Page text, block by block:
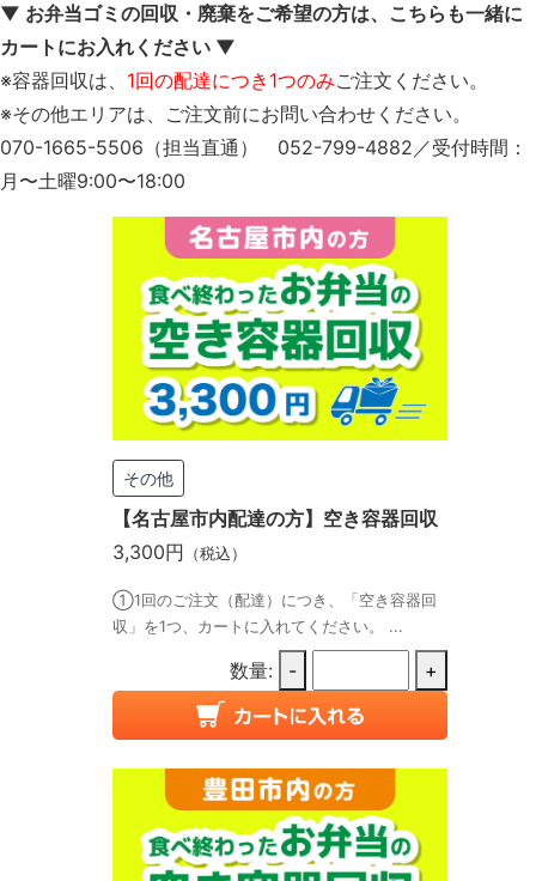
▼ お弁当ゴミの回収・廃棄をご希望の方は、こちらも一緒に
カートにお入れください ▼
※容器回収は、 1回の配達につき1つのみご注文ください。
※その他エリアは、ご注文前にお問い合わせください。
070-1665-5506（担当直通） 052-799-4882／受付時間：
月〜土曜9:00〜18:00
その他
【名古屋市内配達の方】空き容器回収
3,300円 （税込）
①1回のご注文（配達）につき、「空き容器回
収」を1つ、カートに入れてください。 ...
数量: - +